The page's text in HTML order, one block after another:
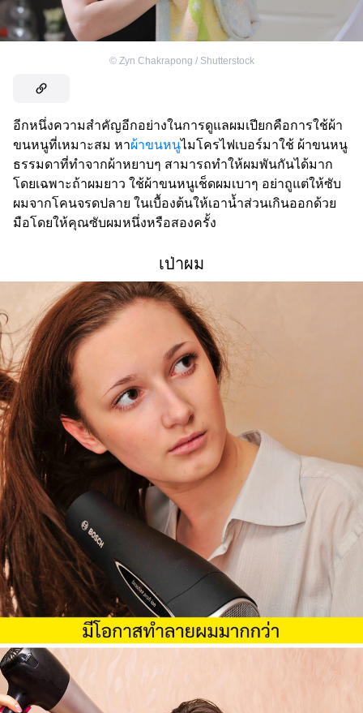
© Zyn Chakrapong / Shutterstock
อีกหนึ่งความสำคัญอีกอย่างในการดูแลผมเปียกคือการใช้ผ้า
ขนหนูที่เหมาะสม หาผ้าขนหนูไมโครไฟเบอร์มาใช้ ผ้าขนหนู
ธรรมดาที่ทำจากผ้าหยาบๆ สามารถทำให้ผมพันกันได้มาก
โดยเฉพาะถ้าผมยาว ใช้ผ้าขนหนูเช็ดผมเบาๆ อย่าถูแต่ให้ซับ
ผมจากโคนจรดปลาย ในเบื้องต้นให้เอาน้ำส่วนเกินออกด้วย
มือโดยให้คุณซับผมหนึ่งหรือสองครั้ง
เป่าผม